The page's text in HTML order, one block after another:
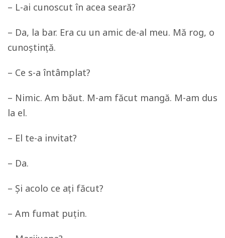
– L-ai cunoscut în acea seară?
– Da, la bar. Era cu un amic de-al meu. Mă rog, o
cunoștință.
– Ce s-a întâmplat?
– Nimic. Am băut. M-am făcut mangă. M-am dus
la el.
– El te-a invitat?
– Da.
– Și acolo ce ați făcut?
– Am fumat puțin.